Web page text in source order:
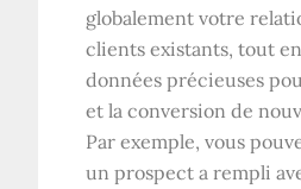
globalement votre
clients existants, tout
données précieuses
et la conversion de
Par exemple, vous
un prospect a rempli